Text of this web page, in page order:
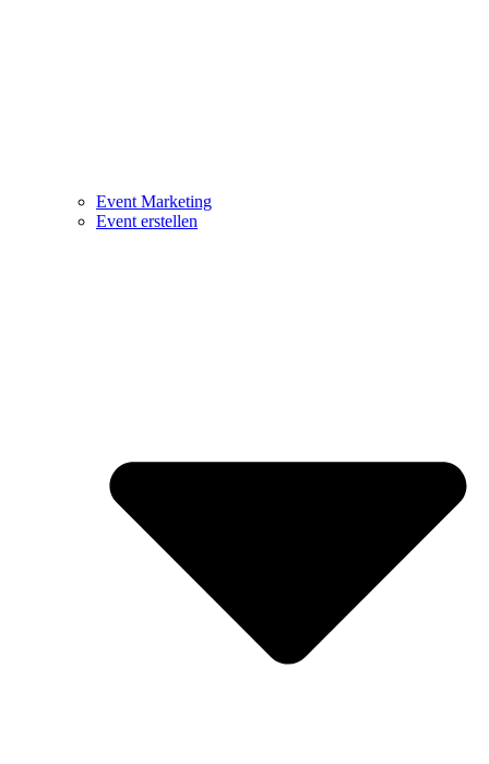
Event Marketing
Event erstellen